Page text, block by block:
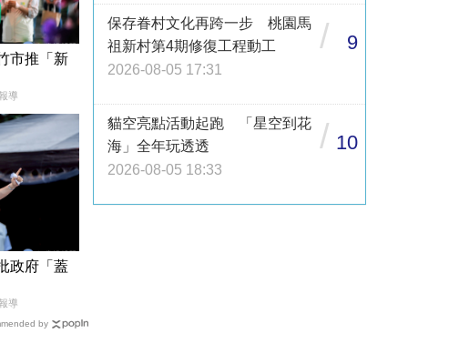
市推「新
導
政府「蓋
導
by
保存眷村文化再跨一步 桃園馬
祖新村第4期修復工程動工
2026-08-05 17:31
/ 9
貓空亮點活動起跑 「星空到花
海」全年玩透透
2026-08-05 18:33
/ 10